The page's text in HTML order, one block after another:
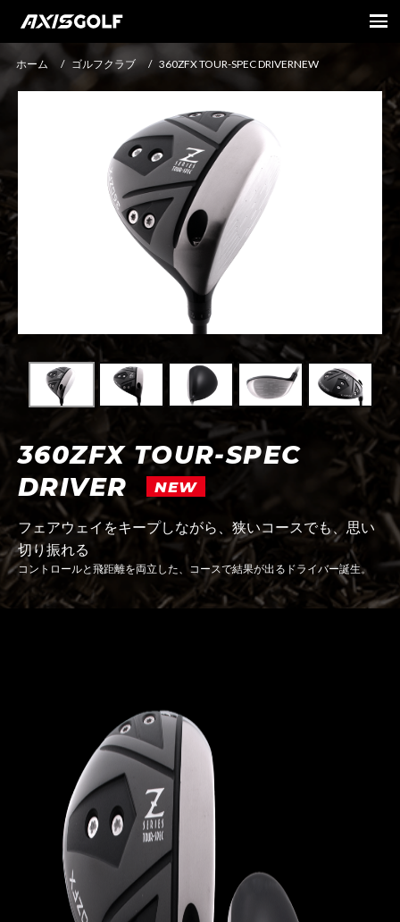
ホーム / ゴルフクラブ / 360ZFX TOUR-SPEC DRIVERNEW
360ZFX TOUR-SPEC
DRIVER
NEW
フェアウェイをキープしながら、狭いコースでも、思い
切り振れる
コントロールと飛距離を両立した、コースで結果が出るドライバー誕生。